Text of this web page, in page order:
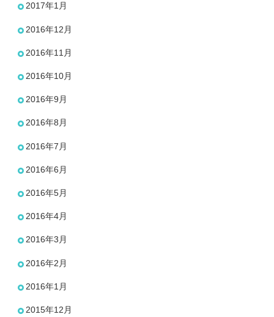
2017年1月
2016年12月
2016年11月
2016年10月
2016年9月
2016年8月
2016年7月
2016年6月
2016年5月
2016年4月
2016年3月
2016年2月
2016年1月
2015年12月